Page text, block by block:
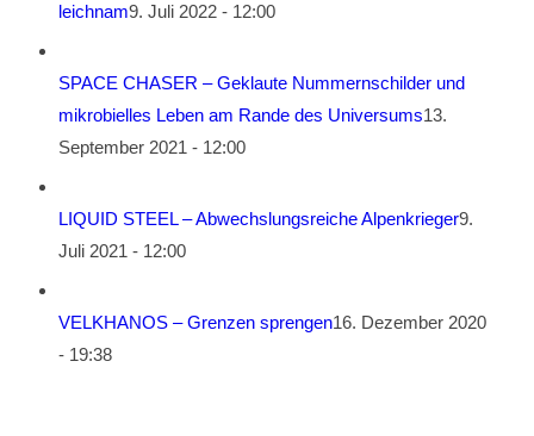
leichnam9. Juli 2022 - 12:00
SPACE CHASER – Geklaute Nummernschilder und
mikrobielles Leben am Rande des Universums13.
September 2021 - 12:00
LIQUID STEEL – Abwechslungsreiche Alpenkrieger9.
Juli 2021 - 12:00
VELKHANOS – Grenzen sprengen16. Dezember 2020
- 19:38